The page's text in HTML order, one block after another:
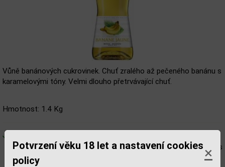
Potvrzení věku 18 let a nastavení cookies
policy
×
Vůně banánových cukrovinek. Chuť zralého až pečeného banánu s
karamelovými tóny. Velmi dlouho přetrvávající chuť.
Hmotnost: 1.4 Kg
T1 - Liqour shop Benešova 4, Brno = 1 ks
V1 - Liqour shop Veselá 5, Brno = 0 ks